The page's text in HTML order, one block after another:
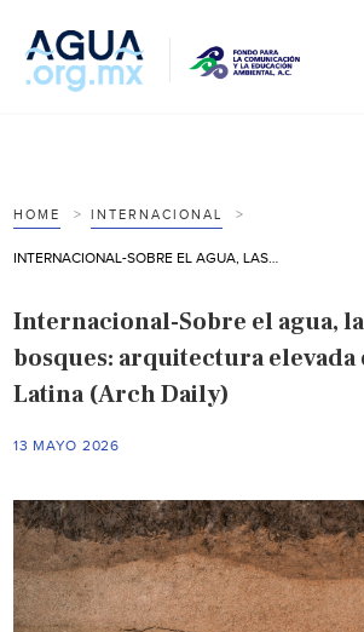
HOME INTERNACIONAL
Internacional-Sobre el agua,
bosques: arquitectura elevada
Latina (Arch Daily)
13 MAYO 2026